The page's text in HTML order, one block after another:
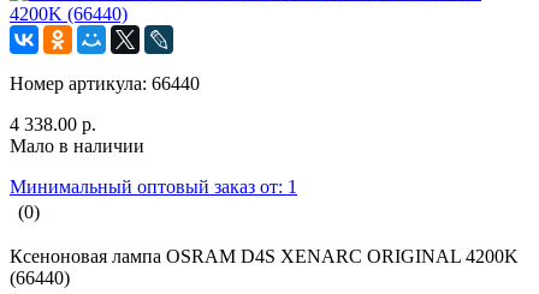
Номер артикула: 66440
4 338.00 р.
Мало в наличии
Минимальный оптовый заказ от: 1
(0)
Ксеноновая лампа OSRAM D4S XENARC ORIGINAL 4200K
(66440)